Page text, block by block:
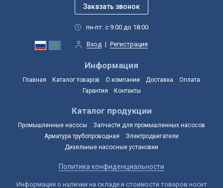
пн-пт: с 9:00 до 18:00
Вход | Регистрация
Информация
Главная Каталог товаров О компании Доставка
Оплата
Гарантия
Контакты
Каталог продукции
Промышленные насосы
Запчасти для промышленных насосов
Арматура трубопроводная
Электродвигатели
Дизельные насосные установки
Политика конфиденциальности
Информация о наличии на складе и стоимости товаров носит